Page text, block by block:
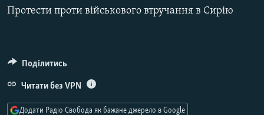
МУЛЬТИМЕДІА
КРИМ РЕАЛІЇ
Протести проти військового втручання в Сирію
Поділитись
Читати без VPN
Додати Радіо Свобода як бажане джерело в Google